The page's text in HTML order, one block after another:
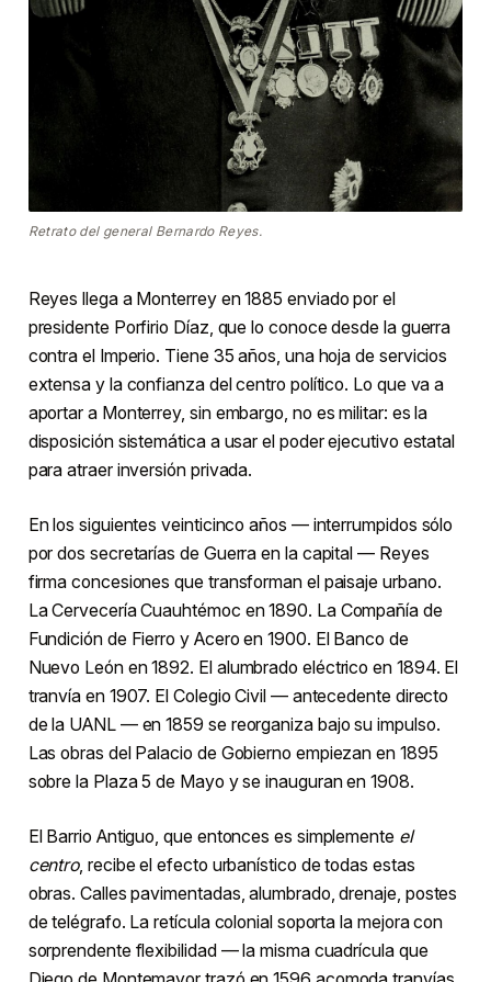
Retrato del general Bernardo Reyes.
Reyes llega a Monterrey en 1885 enviado por el
presidente Porfirio Díaz, que lo conoce desde la guerra
contra el Imperio. Tiene 35 años, una hoja de servicios
extensa y la confianza del centro político. Lo que va a
aportar a Monterrey, sin embargo, no es militar: es la
disposición sistemática a usar el poder ejecutivo estatal
para atraer inversión privada.
En los siguientes veinticinco años — interrumpidos sólo
por dos secretarías de Guerra en la capital — Reyes
firma concesiones que transforman el paisaje urbano.
La Cervecería Cuauhtémoc en 1890. La Compañía de
Fundición de Fierro y Acero en 1900. El Banco de
Nuevo León en 1892. El alumbrado eléctrico en 1894. El
tranvía en 1907. El Colegio Civil — antecedente directo
de la UANL — en 1859 se reorganiza bajo su impulso.
Las obras del Palacio de Gobierno empiezan en 1895
sobre la Plaza 5 de Mayo y se inauguran en 1908.
El Barrio Antiguo, que entonces es simplemente el
centro, recibe el efecto urbanístico de todas estas
obras. Calles pavimentadas, alumbrado, drenaje, postes
de telégrafo. La retícula colonial soporta la mejora con
sorprendente flexibilidad — la misma cuadrícula que